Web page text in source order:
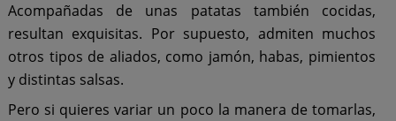
Acompañadas de unas patatas también cocidas,
resultan exquisitas. Por supuesto, admiten muchos
otros tipos de aliados, como jamón, habas, pimientos
y distintas salsas.
Pero si quieres variar un poco la manera de tomarlas,